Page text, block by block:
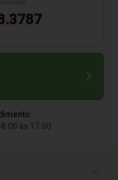
às 17:00